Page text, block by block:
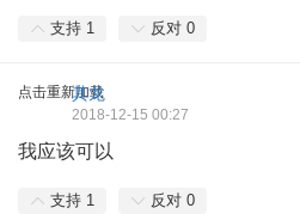
支持 1 反对 0
点击重新加载
其龙
2018-12-15 00:27
我应该可以
支持 1 反对 0